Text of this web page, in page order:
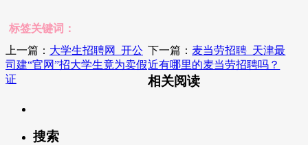
标签关键词：
上一篇： 大学生招聘网_开公
司建“官网”招大学生竟为卖假
证
下一篇： 麦当劳招聘_天津最
近有哪里的麦当劳招聘吗？
相关阅读
搜索